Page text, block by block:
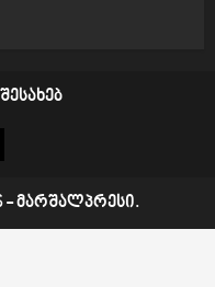
- მარშალპრესი.